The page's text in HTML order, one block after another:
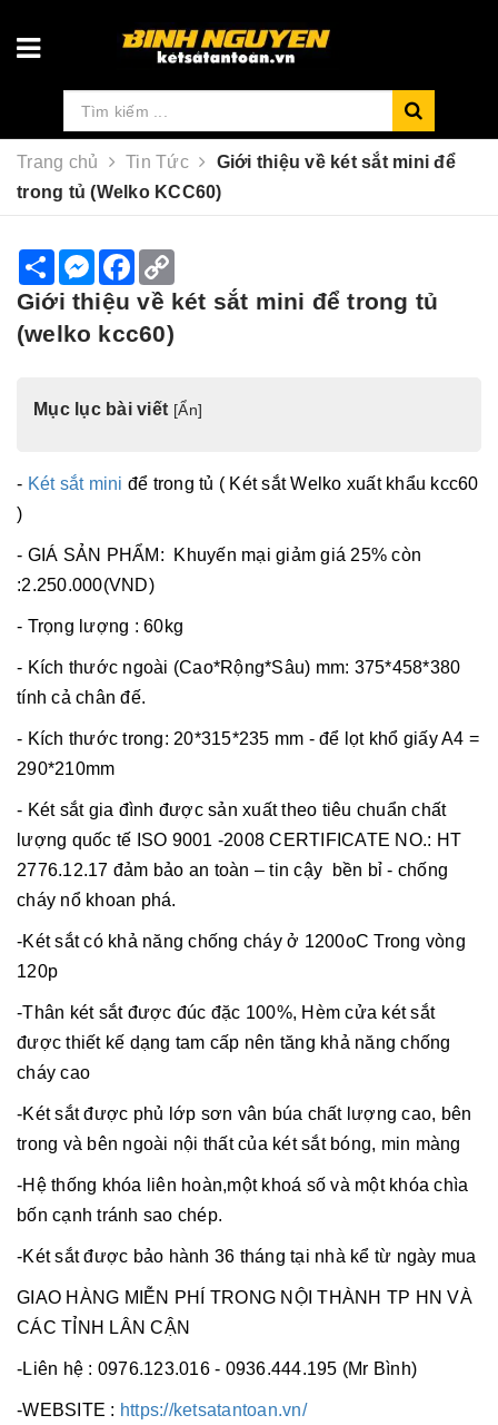
Trang chủ Tin Tức
Giới thiệu về két sắt mini để
trong tủ (Welko KCC60)
S
h
a
r
e
M
e
s
s
e
n
F
a
c
e
b
o
p
y
Giới thiệu về két sắt mini để trong tủ
(welko kcc60)
Mục lục bài viết [Ẩn]
- Két sắt mini để trong tủ ( Két sắt Welko xuất khẩu kcc60
)
- GIÁ SẢN PHẨM: Khuyến mại giảm giá 25% còn
:2.250.000(VND)
- Trọng lượng : 60kg
- Kích thước ngoài (Cao*Rộng*Sâu) mm: 375*458*380
tính cả chân đế.
- Kích thước trong: 20*315*235 mm - để lọt khổ giấy A4 =
290*210mm
- Két sắt gia đình được sản xuất theo tiêu chuẩn chất
lượng quốc tế ISO 9001 -2008 CERTIFICATE NO.: HT
2776.12.17 đảm bảo an toàn – tin cậy bền bỉ - chống
cháy nổ khoan phá.
-Két sắt có khả năng chống cháy ở 1200oC Trong vòng
120p
-Thân két sắt được đúc đặc 100%, Hèm cửa két sắt
được thiết kế dạng tam cấp nên tăng khả năng chống
cháy cao
-Két sắt được phủ lớp sơn vân búa chất lượng cao, bên
trong và bên ngoài nội thất của két sắt bóng, min màng
-Hệ thống khóa liên hoàn,một khoá số và một khóa chìa
bốn cạnh tránh sao chép.
-Két sắt được bảo hành 36 tháng tại nhà kể từ ngày mua
GIAO HÀNG MIỄN PHÍ TRONG NỘI THÀNH TP HN VÀ
CÁC TỈNH LÂN CẬN
-Liên hệ : 0976.123.016 - 0936.444.195 (Mr Bình)
-WEBSITE : https://ketsatantoan.vn/